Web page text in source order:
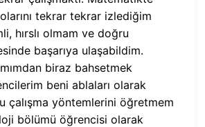
tekrar tekrar izlediğim
hırslı olmam ve doğru
başarıya ulaşabildim.
biraz bahsetmek
beni ablaları olarak
çalışma yöntemlerini öğretmem
bölümü öğrencisi olarak